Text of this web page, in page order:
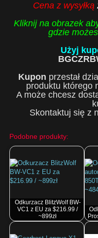
Cena z wysyłką
Kliknij na obrazek
gdzie
Użyj
Kupon przestał
produktu którego
A może chcesz
Skontaktuj się z
Podobne produkty:
Odkurzacz BlitzWolf BW-
VC1 z EU za $216.99 /
~899zł